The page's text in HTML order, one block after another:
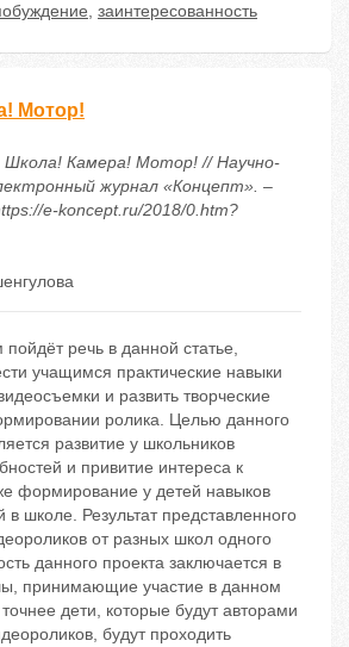
, заинтересованность
Мотор!
Школа! Камера! Мотор! // Научно-
журнал «Концепт». –
e-koncept.ru/2018/0.htm?
пойдёт речь в данной статье,
учащимся практические навыки
и развить творческие
ролика. Целью данного
развитие у школьников
и привитие интереса к
формирование у детей навыков
школе. Результат представленного
от разных школ одного
данного проекта заключается в
принимающие участие в данном
дети, которые будут авторами
будут проходить